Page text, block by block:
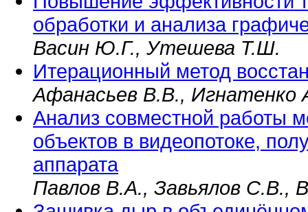
обработки и анализа
Васин Ю.Г., Утешева Т.Ш.
Итерационный метод
Афанасьев В.В., Игнатенко
Анализ совместной работы
объектов в видеопотоке,
аппарата
Павлов В.А., Завьялов С.В.,